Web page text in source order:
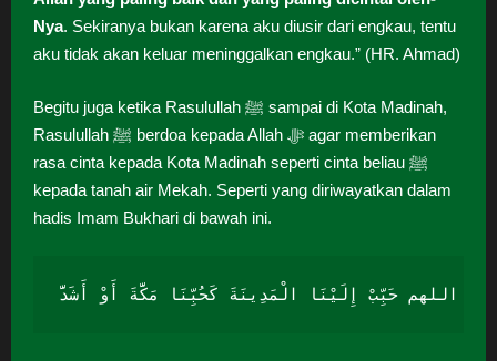
Nya. Sekiranya bukan karena aku diusir dari engkau, tentu
aku tidak akan keluar meninggalkan engkau.” (HR. Ahmad)
Begitu juga ketika Rasulullah ﷺ sampai di Kota Madinah,
Rasulullah ﷺ berdoa kepada Allah ﷻ agar memberikan
rasa cinta kepada Kota Madinah seperti cinta beliau ﷺ
kepada tanah air Mekah. Seperti yang diriwayatkan dalam
hadis Imam Bukhari di bawah ini.
اللهم حَبِّبْ إِلَيْنَا الْمَدِينَةَ كَحُبِّنَا مَكَّةَ أَوْ أَشَدَّ